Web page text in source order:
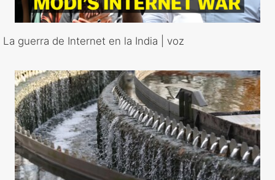
La guerra de Internet en la India | voz